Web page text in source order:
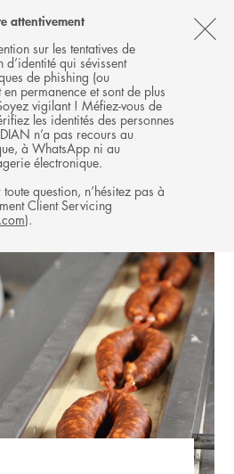
attentivement
sur les tentatives de
qui sévissent
de phishing (ou
permanence et sont de plus
vigilant ! Méfiez-vous de
les identités des personnes
n’a pas recours au
à WhatsApp ni au
électronique.
question, n’hésitez pas à
Client Servicing
).
MENU